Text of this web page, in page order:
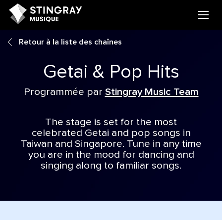
Retour à la liste des chaînes
Getai & Pop Hits
Programmée par Stingray Music Team
The stage is set for the most
celebrated Getai and pop songs in
Taiwan and Singapore. Tune in any time
you are in the mood for dancing and
singing along to familiar songs.